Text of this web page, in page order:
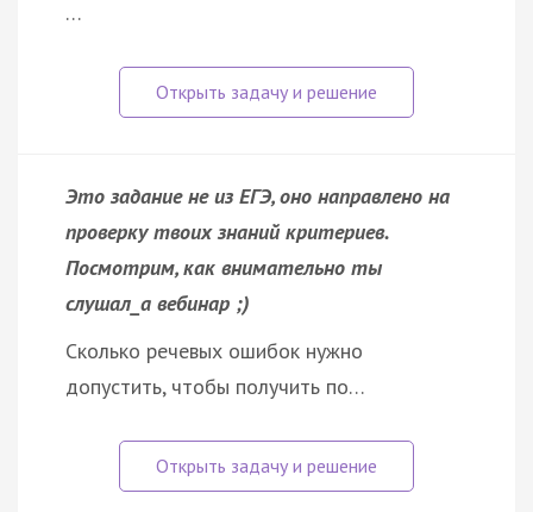
…
Это задание не из ЕГЭ, оно направлено на
проверку твоих знаний критериев.
Посмотрим, как внимательно ты
слушал_а вебинар ;)
Сколько речевых ошибок нужно
допустить, чтобы получить по…